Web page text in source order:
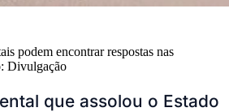
podem encontrar respostas nas
Divulgação
que assolou o Estado